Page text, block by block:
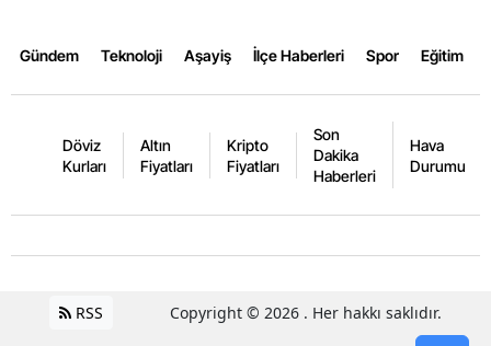
Batman
Şırnak
Bartın
Gündem Teknoloji Aşayiş İlçe Haberleri Spor Eğitim
Döviz
Kurları
Altın
Fiyatları
Kripto
Fiyatları
Son
Dakika
Haberleri
Hava
Durumu
RSS Copyright © 2026 . Her hakkı saklıdır.